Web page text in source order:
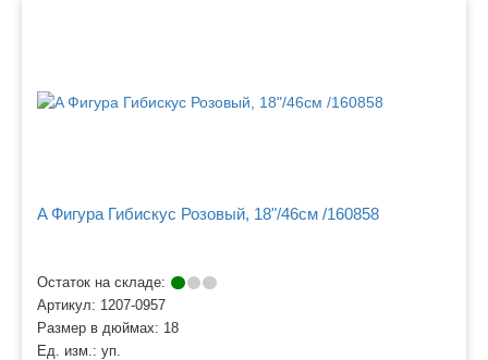
A Фигура Гибискус Розовый, 18"/46см /160858
Остаток на складе:
Артикул: 1207-0957
Размер в дюймах: 18
Ед. изм.: уп.